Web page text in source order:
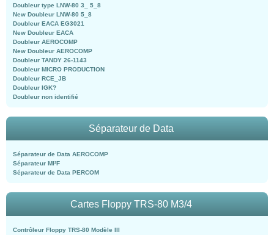
Doubleur type LNW-80 3_ 5_8
New Doubleur LNW-80 5_8
Doubleur EACA EG3021
New Doubleur EACA
Doubleur AEROCOMP
New Doubleur AEROCOMP
Doubleur TANDY 26-1143
Doubleur MICRO PRODUCTION
Doubleur RCE_JB
Doubleur IGK?
Doubleur non identifié
Séparateur de Data
Séparateur de Data AEROCOMP
Séparateur MI²F
Séparateur de Data PERCOM
Cartes Floppy TRS-80 M3/4
Contrôleur Floppy TRS-80 Modèle III